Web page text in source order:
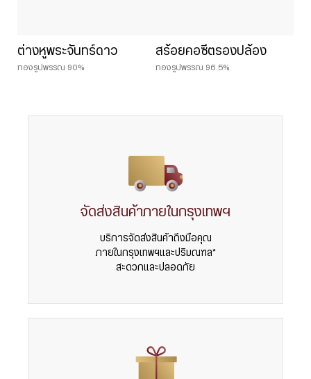
ต่างหูพระจันทร์ดาว
ทองรูปพรรณ 90%
สร้อยคอซีตรองปล้อง
ทองรูปพรรณ 96.5%
จัดส่งสินค้าภายในกรุงเทพฯ
บริการจัดส่งสินค้าถึงมือคุณ
ภายในกรุงเทพฯและปริมณฑล*
สะดวกและปลอดภัย